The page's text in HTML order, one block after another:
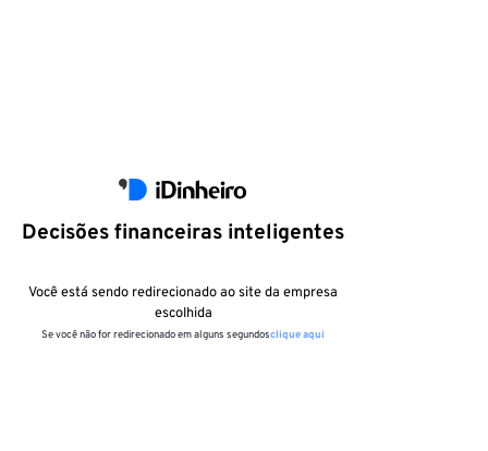
Decisões financeiras inteligentes
Você está sendo redirecionado ao site da empresa
escolhida
Se você não for redirecionado em alguns segundosclique aqui